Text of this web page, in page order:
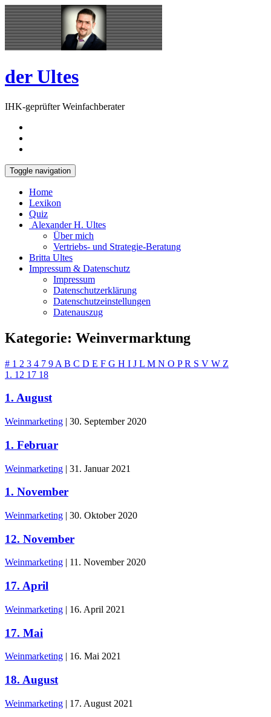
Skip
to
content
Open
Sidebar
der Ultes
IHK-geprüfter Weinfachberater
Toggle navigation
Home
Lexikon
Quiz
Alexander H. Ultes
Über mich
Vertriebs- und Strategie-Beratung
Britta Ultes
Impressum & Datenschutz
Impressum
Datenschutzerklärung
Datenschutzeinstellungen
Datenauszug
Kategorie: Weinvermarktung
# 1 2 3 4 7 9 A B C D E F G H I J L M N O PR S V W Z
1. 12 17 18
1. August
Weinmarketing | 30. September 2020
1. Februar
Weinmarketing | 31. Januar 2021
1. November
Weinmarketing | 30. Oktober 2020
12. November
Weinmarketing | 11. November 2020
17. April
Weinmarketing | 16. April 2021
17. Mai
Weinmarketing | 16. Mai 2021
18. August
Weinmarketing | 17. August 2021